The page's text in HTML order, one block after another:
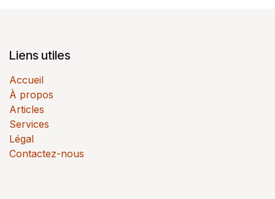
Liens utiles
Accueil
À propos
Articles
Services
Légal
Contactez-nous